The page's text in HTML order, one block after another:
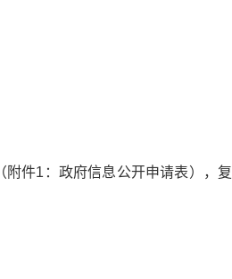
件1：政府信息公开申请表），复